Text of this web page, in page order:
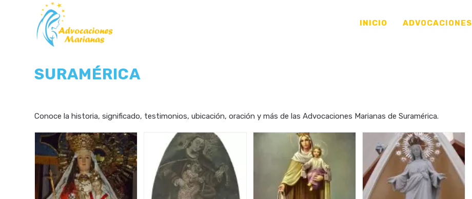
INICIO ADVOCACIONES
SURAMÉRICA
Conoce la historia, significado, testimonios, ubicación, oración y más de las Advocaciones Marianas de Suramérica.